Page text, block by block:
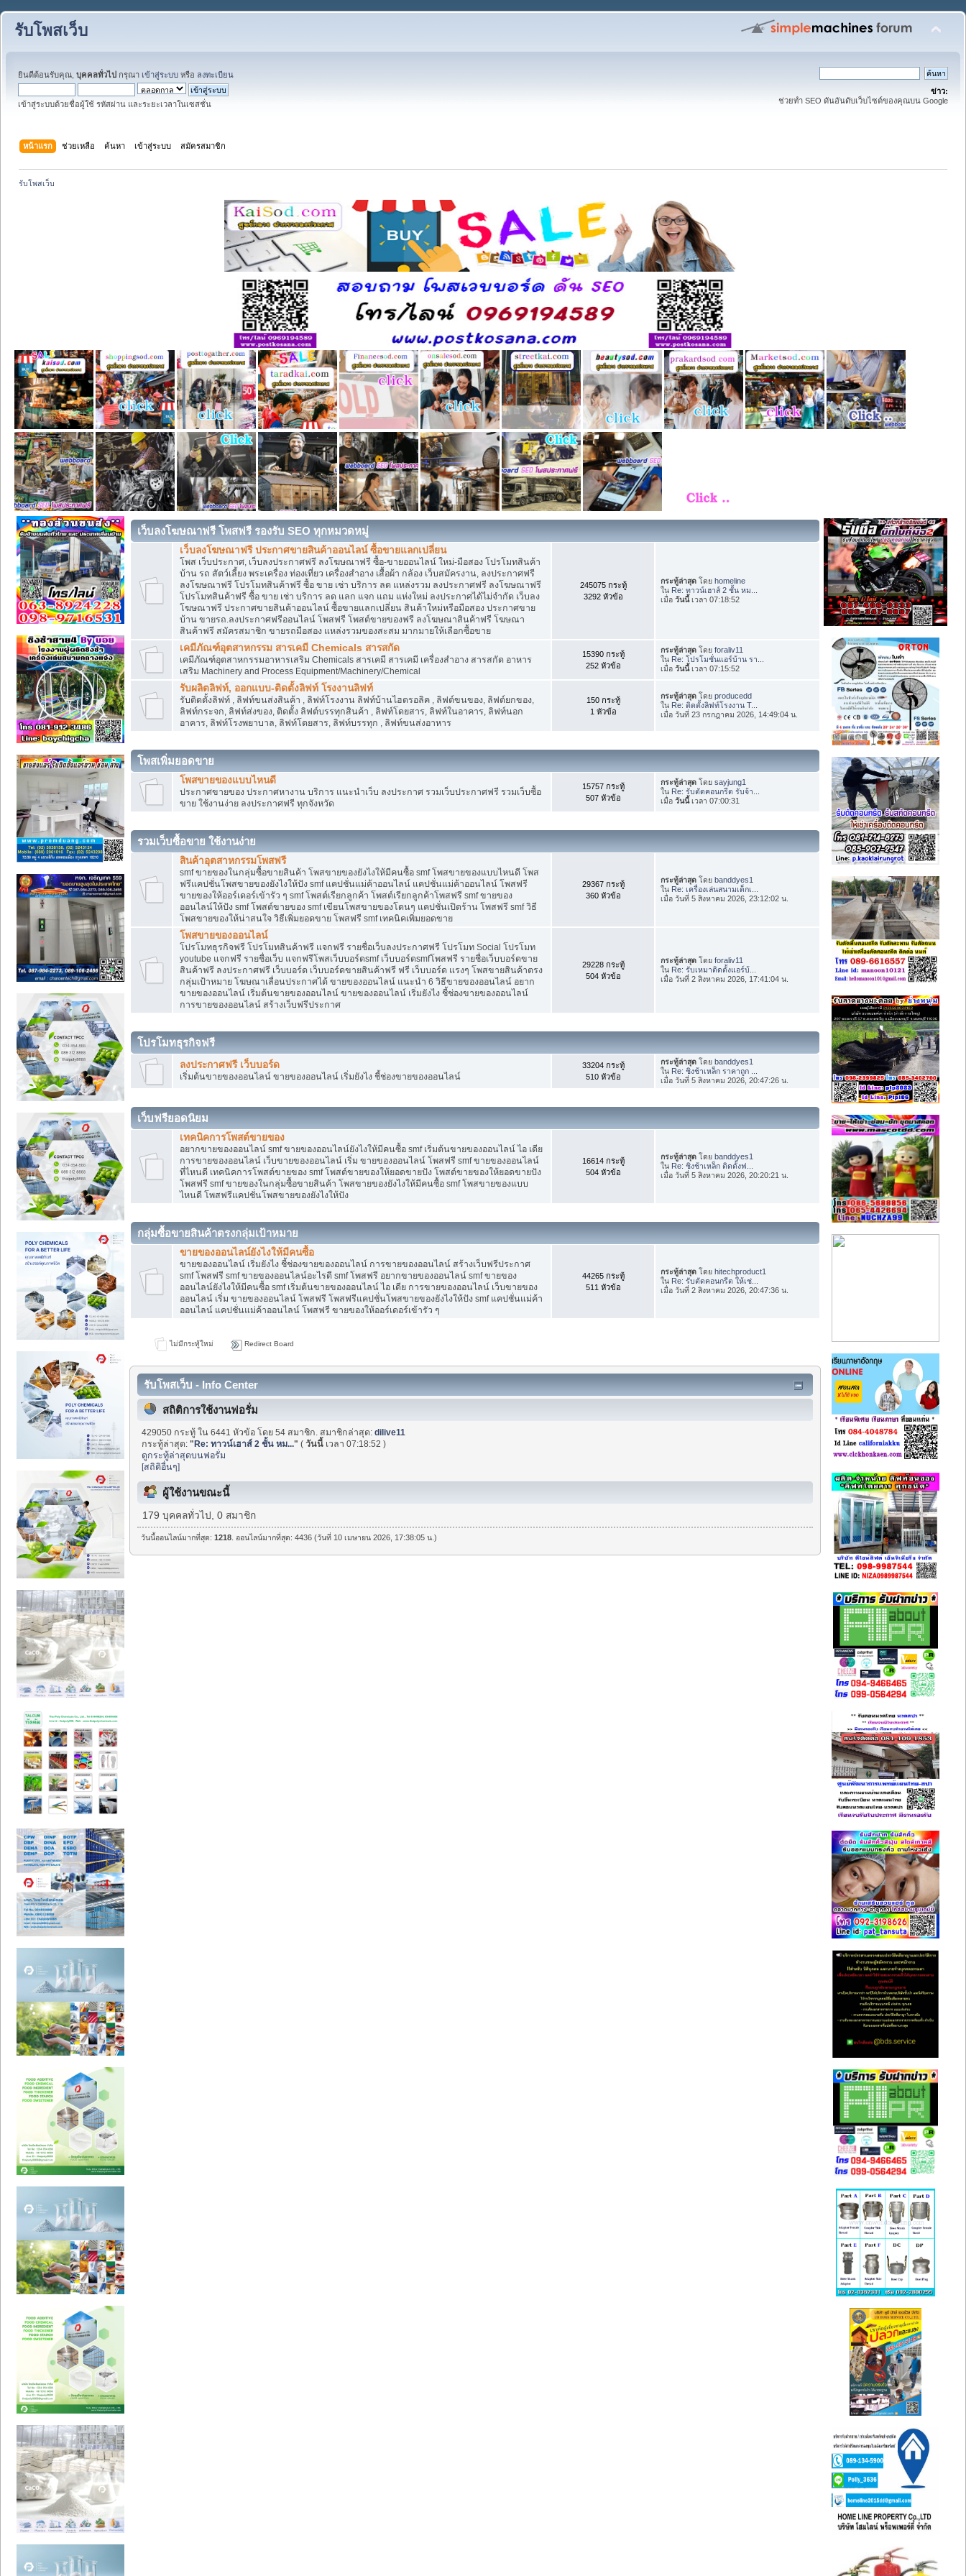
รับโพสเว็บ
ยินดีต้อนรับคุณ, บุคคลทั่วไป กรุณา เข้าสู่ระบบ หรือ ลงทะเบียน
เข้าสู่ระบบด้วยชื่อผู้ใช้ รหัสผ่าน และระยะเวลาในเซสชั่น
ข่าว:
ช่วยทำ SEO ดันอันดับเว็บไซต์ของคุณบน Google
หน้าแรก ช่วยเหลือ ค้นหา เข้าสู่ระบบ สมัครสมาชิก
รับโพสเว็บ
เว็บลงโฆษณาฟรี โพสฟรี รองรับ SEO ทุกหมวดหมู่
เว็บลงโฆษณาฟรี ประกาศขายสินค้าออนไลน์ ซื้อขายแลกเปลี่ยน
โพส เว็บประกาศ, เว็บลงประกาศฟรี ลงโฆษณาฟรี ซื้อ-ขายออนไลน์ ใหม่-มือสอง โปรโมทสินค้า
บ้าน รถ สัตว์เลี้ยง พระเครื่อง ท่องเที่ยว เครื่องสำอาง เสื้อผ้า กล้อง เว็บสมัครงาน, ลงประกาศฟรี
ลงโฆษณาฟรี โปรโมทสินค้าฟรี ซื้อ ขาย เช่า บริการ ลด แหล่งรวม ลงประกาศฟรี ลงโฆษณาฟรี
โปรโมทสินค้าฟรี ซื้อ ขาย เช่า บริการ ลด แลก แจก แถม แห่งใหม่ ลงประกาศได้ไม่จำกัด เว็บลง
โฆษณาฟรี ประกาศขายสินค้าออนไลน์ ซื้อขายแลกเปลี่ยน สินค้าใหม่หรือมือสอง ประกาศขาย
บ้าน ขายรถ.ลงประกาศฟรีออนไลน์ โพสฟรี โพสต์ขายของฟรี ลงโฆษณาสินค้าฟรี โฆษณา
สินค้าฟรี สมัครสมาชิก ขายรถมือสอง แหล่งรวมของสะสม มากมายให้เลือกซื้อขาย
245075 กระทู้
3292 หัวข้อ
กระทู้ล่าสุด โดยhomeline
ใน Re: ทาวน์เฮาส์ 2 ชั้น หม...
เมื่อวันนี้เวลา 07:18:52
เคมีภัณฑ์อุตสาหกรรม สารเคมี Chemicals สารสกัด
เคมีภัณฑ์อุตสาหกรรมอาหารเสริม Chemicals สารเคมี สารเคมี เครื่องสำอาง สารสกัด อาหาร
เสริม Machinery and Process Equipment/Machinery/Chemical
15390 กระทู้
252 หัวข้อ
กระทู้ล่าสุด โดยforaliv11
ใน Re: โปรโมชั่นแอร์บ้าน รา...
เมื่อวันนี้เวลา 07:15:52
รับผลิตลิฟท์, ออกแบบ-ติดตั้งลิฟท์ โรงงานลิฟท์
รับติดตั้งลิฟท์ , ลิฟท์ขนส่งสินค้า , ลิฟท์โรงงาน ลิฟท์บ้านไฮดรอลิค , ลิฟต์ขนของ, ลิฟต์ยกของ,
ลิฟท์กระจก, ลิฟท์ส่งของ, ติดตั้ง ลิฟต์บรรทุกสินค้า , ลิฟท์โดยสาร, ลิฟท์ในอาคาร, ลิฟท์นอก
อาคาร, ลิฟท์โรงพยาบาล, ลิฟท์โดยสาร, ลิฟท์บรรทุก , ลิฟท์ขนส่งอาหาร
150 กระทู้
1 หัวข้อ
กระทู้ล่าสุด โดยproducedd
ใน Re: ติดตั้งลิฟท์โรงงาน T...
เมื่อ วันที่ 23 กรกฎาคม 2026, 14:49:04 น.
โพสเพิ่มยอดขาย
โพสขายของแบบไหนดี
ประกาศขายของ ประกาศหางาน บริการ แนะนำเว็บ ลงประกาศ รวมเว็บประกาศฟรี รวมเว็บซื้อ
ขาย ใช้งานง่าย ลงประกาศฟรี ทุกจังหวัด
15757 กระทู้
507 หัวข้อ
กระทู้ล่าสุด โดยsayjung1
ใน Re: รับตัดคอนกรีต รับจ้า...
เมื่อวันนี้เวลา 07:00:31
รวมเว็บซื้อขาย ใช้งานง่าย
สินค้าอุตสาหกรรมโพสฟรี
smf ขายของในกลุ่มซื้อขายสินค้า โพสขายของยังไงให้มีคนซื้อ smf โพสขายของแบบไหนดี โพส
ฟรีแคปชั่นโพสขายของยังไงให้ปัง smf แคปชั่นแม่ค้าออนไลน์ แคปชั่นแม่ค้าออนไลน์ โพสฟรี
ขายของให้ออร์เดอร์เข้ารัว ๆ smf โพสต์เรียกลูกค้า โพสต์เรียกลูกค้าโพสฟรี smf ขายของ
ออนไลน์ให้ปัง smf โพสต์ขายของ smf เขียนโพสขายของโดนๆ แคปชั่นเปิดร้าน โพสฟรี smf วิธี
โพสขายของให้น่าสนใจ วิธีเพิ่มยอดขาย โพสฟรี smf เทคนิคเพิ่มยอดขาย
29367 กระทู้
360 หัวข้อ
กระทู้ล่าสุด โดยbanddyes1
ใน Re: เครื่องเล่นสนามเด็กเ...
เมื่อ วันที่ 5 สิงหาคม 2026, 23:12:02 น.
โพสขายของออนไลน์
โปรโมทธุรกิจฟรี โปรโมทสินค้าฟรี แจกฟรี รายชื่อเว็บลงประกาศฟรี โปรโมท Social โปรโมท
youtube แจกฟรี รายชื่อเว็บ แจกฟรีโพสเว็บบอร์ดsmf เว็บบอร์ดsmfโพสฟรี รายชื่อเว็บบอร์ดขาย
สินค้าฟรี ลงประกาศฟรี เว็บบอร์ด เว็บบอร์ดขายสินค้าฟรี ฟรี เว็บบอร์ด แรงๆ โพสขายสินค้าตรง
กลุ่มเป้าหมาย โฆษณาเลื่อนประกาศได้ ขายของออนไลน์ แนะนำ 6 วิธีขายของออนไลน์ อยาก
ขายของออนไลน์ เริ่มต้นขายของออนไลน์ ขายของออนไลน์ เริ่มยังไง ชี้ช่องขายของออนไลน์
การขายของออนไลน์ สร้างเว็บฟรีประกาศ
29228 กระทู้
504 หัวข้อ
กระทู้ล่าสุด โดยforaliv11
ใน Re: รับเหมาติดตั้งแอร์บ้...
เมื่อ วันที่ 2 สิงหาคม 2026, 17:41:04 น.
โปรโมทธุรกิจฟรี
ลงประกาศฟรี เว็บบอร์ด
เริ่มต้นขายของออนไลน์ ขายของออนไลน์ เริ่มยังไง ชี้ช่องขายของออนไลน์
33204 กระทู้
510 หัวข้อ
กระทู้ล่าสุด โดยbanddyes1
ใน Re: ชิงช้าเหล็ก ราคาถูก ...
เมื่อ วันที่ 5 สิงหาคม 2026, 20:47:26 น.
เว็บฟรียอดนิยม
เทคนิคการโพสต์ขายของ
อยากขายของออนไลน์ smf ขายของออนไลน์ยังไงให้มีคนซื้อ smf เริ่มต้นขายของออนไลน์ ไอ เดีย
การขายของออนไลน์ เว็บขายของออนไลน์ เริ่ม ขายของออนไลน์ โพสฟรี smf ขายของออนไลน์
ที่ไหนดี เทคนิคการโพสต์ขายของ smf โพสต์ขายของให้ยอดขายปัง โพสต์ขายของให้ยอดขายปัง
โพสฟรี smf ขายของในกลุ่มซื้อขายสินค้า โพสขายของยังไงให้มีคนซื้อ smf โพสขายของแบบ
ไหนดี โพสฟรีแคปชั่นโพสขายของยังไงให้ปัง
16614 กระทู้
504 หัวข้อ
กระทู้ล่าสุด โดยbanddyes1
ใน Re: ชิงช้าเหล็ก ติดตั้งฟ...
เมื่อ วันที่ 5 สิงหาคม 2026, 20:20:21 น.
กลุ่มซื้อขายสินค้าตรงกลุ่มเป้าหมาย
ขายของออนไลน์ยังไงให้มีคนซื้อ
ขายของออนไลน์ เริ่มยังไง ชี้ช่องขายของออนไลน์ การขายของออนไลน์ สร้างเว็บฟรีประกาศ
smf โพสฟรี smf ขายของออนไลน์อะไรดี smf โพสฟรี อยากขายของออนไลน์ smf ขายของ
ออนไลน์ยังไงให้มีคนซื้อ smf เริ่มต้นขายของออนไลน์ ไอ เดีย การขายของออนไลน์ เว็บขายของ
ออนไลน์ เริ่ม ขายของออนไลน์ โพสฟรี โพสฟรีแคปชั่นโพสขายของยังไงให้ปัง smf แคปชั่นแม่ค้า
ออนไลน์ แคปชั่นแม่ค้าออนไลน์ โพสฟรี ขายของให้ออร์เดอร์เข้ารัว ๆ
44265 กระทู้
511 หัวข้อ
กระทู้ล่าสุด โดยhitechproduct1
ใน Re: รับตัดคอนกรีต ให้เช่...
เมื่อ วันที่ 2 สิงหาคม 2026, 20:47:36 น.
ไม่มีกระทู้ใหม่ Redirect Board
รับโพสเว็บ - Info Center
สถิติการใช้งานฟอรั่ม
429050 กระทู้ ใน 6441 หัวข้อ โดย 54 สมาชิก. สมาชิกล่าสุด:dilive11
กระทู้ล่าสุด:"Re: ทาวน์เฮาส์ 2 ชั้น หม..." (วันนี้ เวลา 07:18:52 )
ดูกระทู้ล่าสุดบนฟอรั่ม
[สถิติอื่นๆ]
ผู้ใช้งานขณะนี้
179 บุคคลทั่วไป, 0 สมาชิก
วันนี้ออนไลน์มากที่สุด:1218 . ออนไลน์มากที่สุด: 4436 (วันที่ 10 เมษายน 2026, 17:38:05 น.)